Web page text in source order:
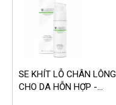
SE KHÍT LỖ CHÂN LÔNG
CHO DA HỖN HỢP -...